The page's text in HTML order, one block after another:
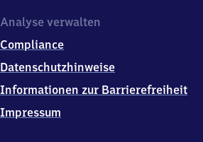
9
3
Boxberg
O.L.,
OT
Uhyst
Analyse verwalten
Compliance
Datenschutzhinweise
Informationen zur Barrierefreiheit
Impressum